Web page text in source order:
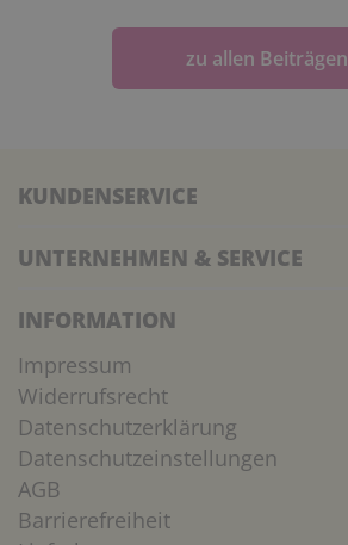
zu allen Beiträgen
KUNDENSERVICE
UNTERNEHMEN & SERVICE
INFORMATION
Impressum
Widerrufsrecht
Datenschutzerklärung
Datenschutzeinstellungen
AGB
Barrierefreiheit